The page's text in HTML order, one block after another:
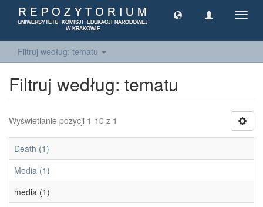
Filtruj według: tematu
Filtruj według: tematu
Wyświetlanie pozycji 1-10 z 1
Death (1)
Media (1)
media (1)